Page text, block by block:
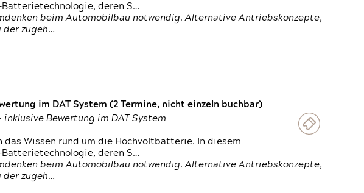
deren S…
beim Automobilbau notwendig. Alternative Antriebskonzepte,
der zugeh…
im DAT System (2 Termine, nicht einzeln buchbar)
Bewertung im DAT System
das Wissen rund um die Hochvoltbatterie. In diesem
deren S…
beim Automobilbau notwendig. Alternative Antriebskonzepte,
der zugeh…